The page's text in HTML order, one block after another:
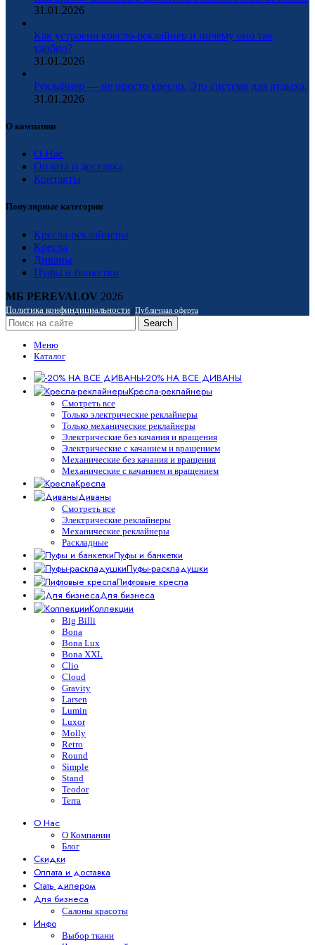
31.01.2026
Как устроено кресло-реклайнер и почему оно так
удобно?
31.01.2026
Реклайнер — не просто кресло. Это система для отдыха.
31.01.2026
О компании
О Нас
Оплата и доставка
Контакты
Популярные категории
Кресла-реклайнеры
Кресла
Диваны
Пуфы и банкетки
МБ PEREVALOV 2026
Политика конфиндициальности /Публичная оферта
Search
Меню
Каталог
-20% НА ВСЕ ДИВАНЫ
Кресла-реклайнеры
Смотреть все
Только электрические реклайнеры
Только механические реклайнеры
Электрические без качания и вращения
Электрические с качанием и вращением
Механические без качания и вращения
Механические с качанием и вращением
Кресла
Диваны
Смотреть все
Электрические реклайнеры
Механические реклайнеры
Раскладные
Пуфы и банкетки
Пуфы-раскладушки
Лифтовые кресла
Для бизнеса
Коллекции
Big Billi
Bona
Bona Lux
Bona XXL
Clio
Cloud
Gravity
Larsen
Lumin
Luxor
Molly
Retro
Round
Simple
Stand
Teodor
Terra
О Нас
О Компании
Блог
Скидки
Оплата и доставка
Стать дилером
Для бизнеса
Салоны красоты
Инфо
Выбор ткани